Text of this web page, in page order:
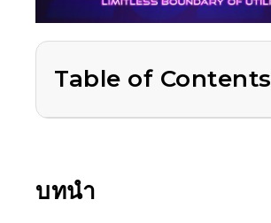
Table of Contents
บทนำ